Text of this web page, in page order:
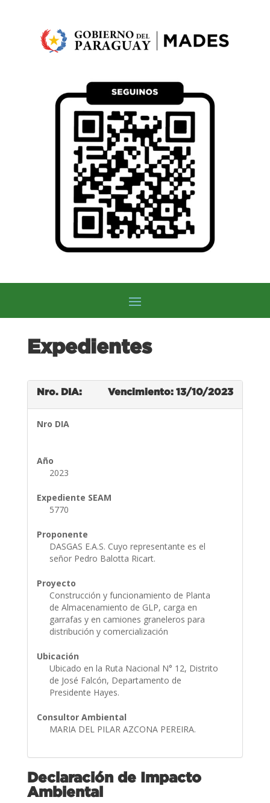
Expedientes
Nro. DIA: Vencimiento: 13/10/2023
Nro DIA
Año
2023
Expediente SEAM
5770
Proponente
DASGAS E.A.S. Cuyo representante es el
señor Pedro Balotta Ricart.
Proyecto
Construcción y funcionamiento de Planta
de Almacenamiento de GLP, carga en
garrafas y en camiones graneleros para
distribución y comercialización
Ubicación
Ubicado en la Ruta Nacional N° 12, Distrito
de José Falcón, Departamento de
Presidente Hayes.
Consultor Ambiental
MARIA DEL PILAR AZCONA PEREIRA.
Declaración de Impacto
Ambiental